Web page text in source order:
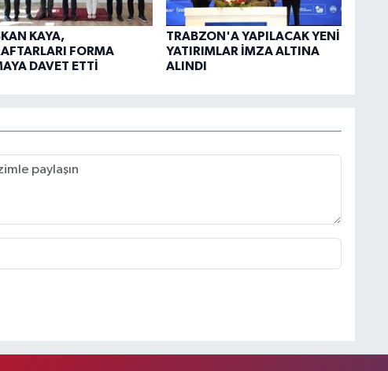
KAYA,
FORMA
DAVET ETTİ
TRABZON'A YAPILACAK YENİ
YATIRIMLAR İMZA ALTINA
ALINDI